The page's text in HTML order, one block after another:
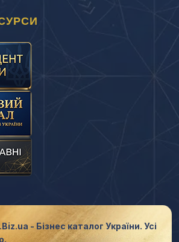
- Бізнес каталог України. Усі